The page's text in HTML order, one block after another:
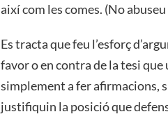
així com les comes. (No
Es tracta que feu l’esforç
favor o en contra de la tesi
simplement a fer afirmacions,
justifiquin la posició que